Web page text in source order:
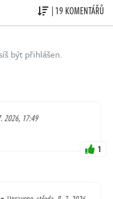
| 19 KOMENTÁŘŮ
být přihlášen.
2026, 17:49
1